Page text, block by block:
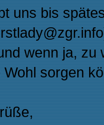
uns bis
wenn ja, zu
Wohl sorgen